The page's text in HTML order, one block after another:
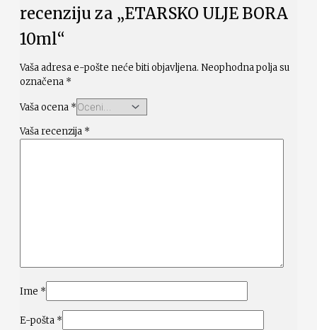
recenziju za „ETARSKO ULJE BORA
10ml“
Vaša adresa e-pošte neće biti objavljena. Neophodna polja su
označena *
Vaša ocena *
Vaša recenzija *
Ime *
E-pošta *